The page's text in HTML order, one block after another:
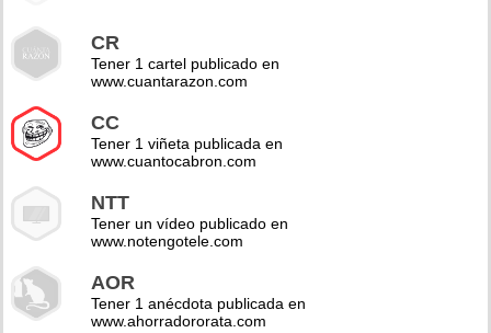
CR
Tener 1 cartel publicado en
www.cuantarazon.com
CC
Tener 1 viñeta publicada en
www.cuantocabron.com
NTT
Tener un vídeo publicado en
www.notengotele.com
AOR
Tener 1 anécdota publicada en
www.ahorradororata.com